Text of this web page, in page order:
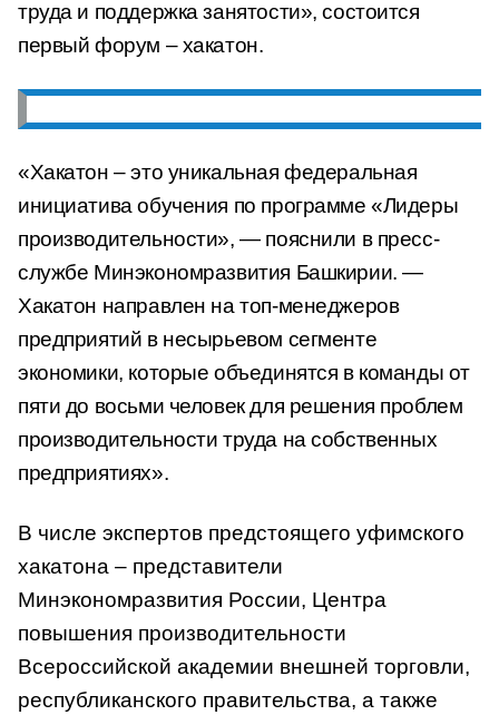
труда и поддержка занятости», состоится
первый форум – хакатон.
«Хакатон – это уникальная федеральная
инициатива обучения по программе «Лидеры
производительности», — пояснили в пресс-
службе Минэкономразвития Башкирии. —
Хакатон направлен на топ-менеджеров
предприятий в несырьевом сегменте
экономики, которые объединятся в команды от
пяти до восьми человек для решения проблем
производительности труда на собственных
предприятиях».
В числе экспертов предстоящего уфимского
хакатона – представители
Минэкономразвития России, Центра
повышения производительности
Всероссийской академии внешней торговли,
республиканского правительства, а также